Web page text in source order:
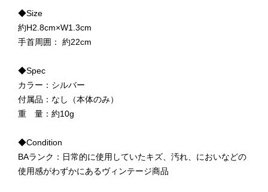
◆Size
約H2.8cm×W1.3cm
手首周囲： 約22cm
◆Spec
カラー：シルバー
付属品：なし（本体のみ）
重 量：約10g
◆Condition
BAランク：日常的に使用していたキズ、汚れ、においなどの
使用感がわずかにあるヴィンテージ商品